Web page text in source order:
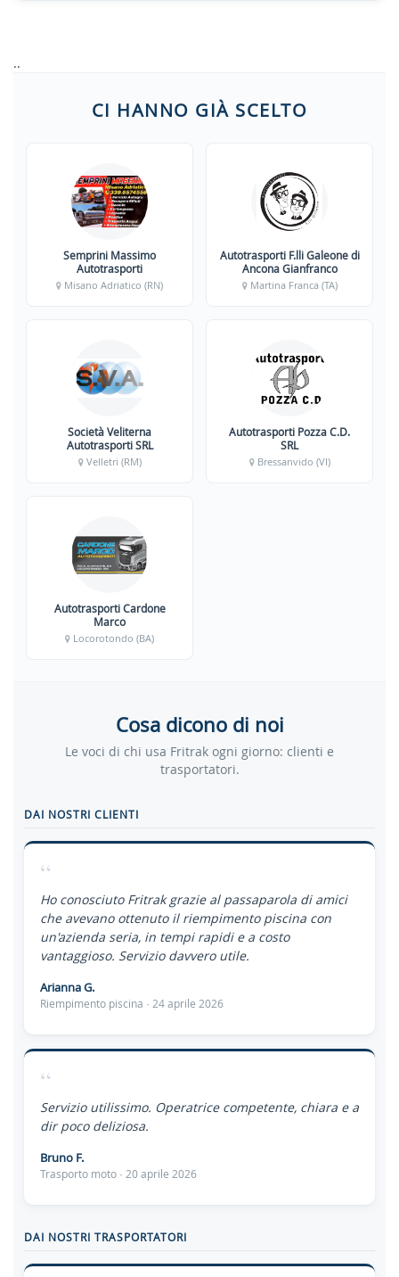
..
CI HANNO GIÀ SCELTO
Semprini Massimo
Autotrasporti
Misano Adriatico (RN)
Autotrasporti F.lli Galeone di
Ancona Gianfranco
Martina Franca (TA)
Società Veliterna
Autotrasporti SRL
Velletri (RM)
Autotrasporti Pozza C.D.
SRL
Bressanvido (VI)
Autotrasporti Cardone
Marco
Locorotondo (BA)
Cosa dicono di noi
Le voci di chi usa Fritrak ogni giorno: clienti e
trasportatori.
DAI NOSTRI CLIENTI
“
Ho conosciuto Fritrak grazie al passaparola di amici
che avevano ottenuto il riempimento piscina con
un'azienda seria, in tempi rapidi e a costo
vantaggioso. Servizio davvero utile.
Arianna G.
Riempimento piscina · 24 aprile 2026
“
Servizio utilissimo. Operatrice competente, chiara e a
dir poco deliziosa.
Bruno F.
Trasporto moto · 20 aprile 2026
DAI NOSTRI TRASPORTATORI